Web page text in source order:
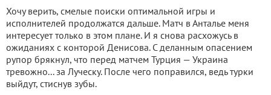
Хочу верить, смелые поиски оптимальной игры и
исполнителей продолжатся дальше. Матч в Анталье меня
интересует только в этом плане. И я снова расхожусь в
ожиданиях с конторой Денисова. С деланным опасением
рупор брякнул, что перед матчем Турция — Украина
тревожно... за Луческу. После чего поправился, ведь турки
выйдут, стиснув зубы.